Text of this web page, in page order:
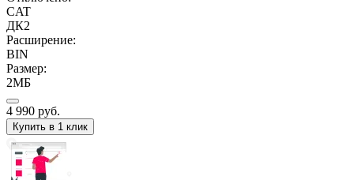
CAT
ДК2
Расширение:
BIN
Размер:
2МБ
4 990 руб.
Купить в 1 клик